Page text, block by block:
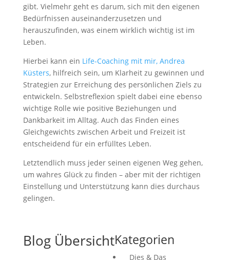
gibt. Vielmehr geht es darum, sich mit den eigenen
Bedürfnissen auseinanderzusetzen und
herauszufinden, was einem wirklich wichtig ist im
Leben.
Hierbei kann ein Life-Coaching mit mir, Andrea
Küsters, hilfreich sein, um Klarheit zu gewinnen und
Strategien zur Erreichung des persönlichen Ziels zu
entwickeln. Selbstreflexion spielt dabei eine ebenso
wichtige Rolle wie positive Beziehungen und
Dankbarkeit im Alltag. Auch das Finden eines
Gleichgewichts zwischen Arbeit und Freizeit ist
entscheidend für ein erfülltes Leben.
Letztendlich muss jeder seinen eigenen Weg gehen,
um wahres Glück zu finden – aber mit der richtigen
Einstellung und Unterstützung kann dies durchaus
gelingen.
Blog ÜbersichtKategorien
Dies & Das